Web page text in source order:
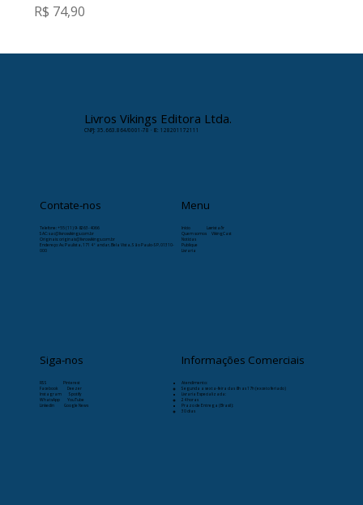
Preço
R$ 74,90
Livros Vikings Editora Ltda.
CNPJ: 35.663.864/0001-78 · IE: 128201172111
Contate-nos
Telefone:+55 (11) 9-8263-4066
SAC: sac@livrosvikings.com.br
Originais: originais@livrosvikings.com.br
Endereço: Av. Paulista, 171 4º andar, Bela Vista, São Paulo-SP, 01310-
000
Menu
Início
Læristaðr
Quem somos
VikingCast
Notícias
Publique
Livraria
Siga-nos
RSS
Pinterest
Facebook
Deezer
Instagram
Spotify
WhatsApp
YouTube
Linkedin
Google News
Informações Comerciais
Atendimento:
Segunda a sexta-feira das 8h as 17h (exceto feriado)
Livraria Especializada:
24 horas
Prazo de Entrega (Brasil):
30 dias